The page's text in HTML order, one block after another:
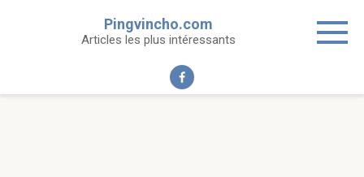
Pingvincho.com
Articles les plus intéressants